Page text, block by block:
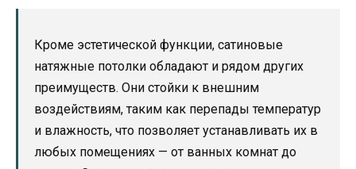
Кроме эстетической функции, сатиновые
натяжные потолки обладают и рядом других
преимуществ. Они стойки к внешним
воздействиям, таким как перепады температур
и влажность, что позволяет устанавливать их в
любых помещениях — от ванных комнат до